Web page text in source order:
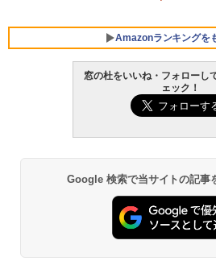
Amazonランキングを
Robloxギフトカ
定バーチャルア
￥1,300
Robloxギフトカ
定バーチャルア
生成AIパスポー
￥1,766
1冊ですべて身
bデザイン入門講
Amazon Kindle
ない、大きな画
し
￥16,980
Kindle
窓の杜をいいね・フォローし
ェック！
Google 検索で当サイトの記事